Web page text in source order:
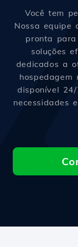
Você tem
Nossa equipe
pronta
soluções
dedicados a
disponível
necessidades